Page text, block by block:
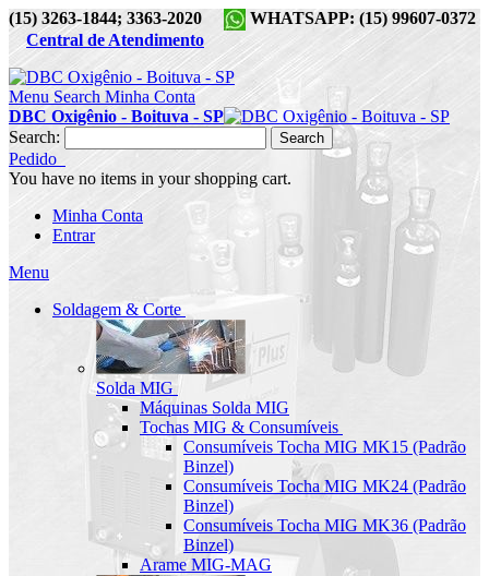
(15) 3263-1844; 3363-2020
WHATSAPP: (15) 99607-0372
Central de Atendimento
Menu Search Minha Conta
DBC Oxigênio - Boituva - SP
Search:
Search
Pedido
You have no items in your shopping cart.
Minha Conta
Entrar
Menu
Soldagem & Corte
Solda MIG
Máquinas Solda MIG
Tochas MIG & Consumíveis
Consumíveis Tocha MIG MK15 (Padrão
Binzel)
Consumíveis Tocha MIG MK24 (Padrão
Binzel)
Consumíveis Tocha MIG MK36 (Padrão
Binzel)
Arame MIG-MAG